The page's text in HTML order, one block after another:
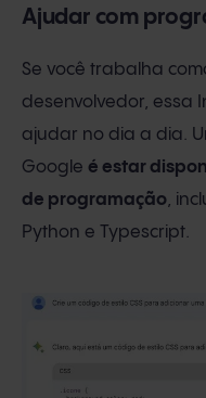
Ajudar com
Se você trabalha
desenvolvedor, essa
ajudar no dia a dia.
Google é estar
de programação,
Python e Typescript.